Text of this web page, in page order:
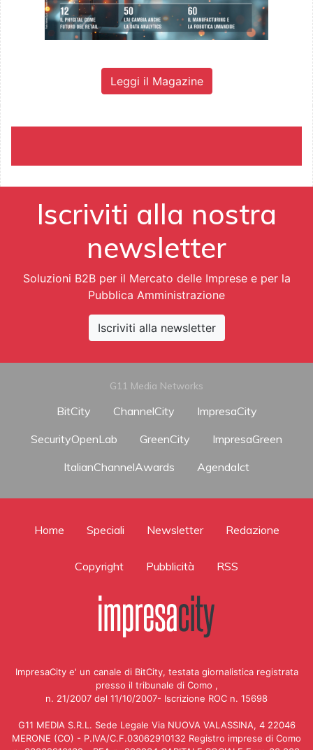
Leggi il Magazine
Iscriviti alla nostra
newsletter
Soluzioni B2B per il Mercato delle Imprese e per la
Pubblica Amministrazione
Iscriviti alla newsletter
G11 Media Networks
BitCity ChannelCity
ImpresaCity
SecurityOpenLab
GreenCity
ImpresaGreen
ItalianChannelAwards
AgendaIct
Home Speciali Newsletter Redazione
Copyright Pubblicità RSS
ImpresaCity e' un canale di BitCity, testata giornalistica registrata
presso il tribunale di Como ,
n. 21/2007 del 11/10/2007- Iscrizione ROC n. 15698
G11 MEDIA S.R.L. Sede Legale Via NUOVA VALASSINA, 4 22046
MERONE (CO) - P.IVA/C.F.03062910132 Registro imprese di Como